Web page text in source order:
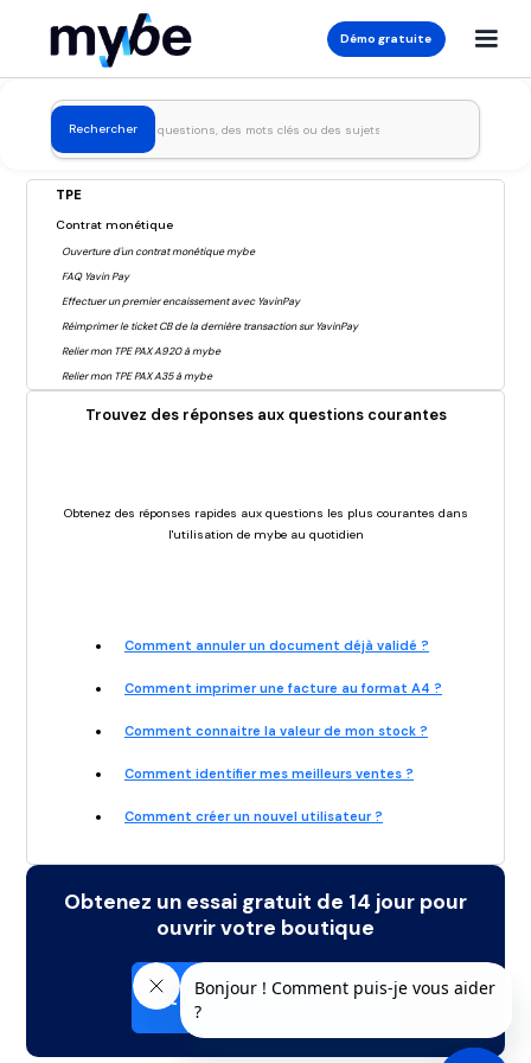
Démo gratuite
TPE
Contrat monétique
Ouverture d'un contrat monétique mybe
FAQ Yavin Pay
Effectuer un premier encaissement avec YavinPay
Réimprimer le ticket CB de la dernière transaction sur YavinPay
Relier mon TPE PAX A920 à mybe
Relier mon TPE PAX A35 à mybe
Trouvez des réponses aux questions courantes
Obtenez des réponses rapides aux questions les plus courantes dans
l'utilisation de mybe au quotidien
Comment annuler un document déjà validé ?
Comment imprimer une facture au format A4 ?
Comment connaitre la valeur de mon stock ?
Comment identifier mes meilleurs ventes ?
Comment créer un nouvel utilisateur ?
Obtenez un essai gratuit de 14 jour pour
ouvrir votre boutique
Obtenir un essai gratuit